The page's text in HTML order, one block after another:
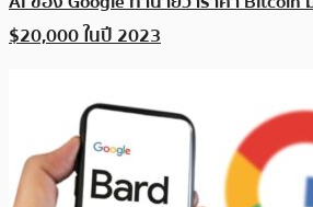
$20,000 ในปี 2023